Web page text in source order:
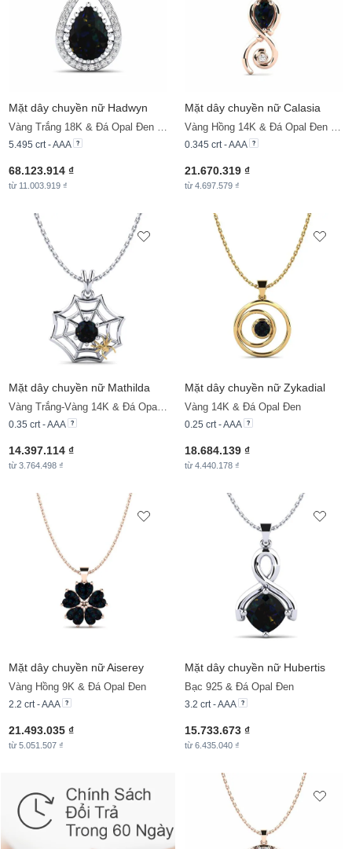
Mặt dây chuyền nữ Hadwyn
Vàng Trắng 18K & Đá Opal Đen & Đá Moissanite
5.495 crt - AAA
68.123.914 ₫
từ 11.003.919 ₫
Mặt dây chuyền nữ Calasia
Vàng Hồng 14K & Đá Opal Đen & Đá Moissanite
0.345 crt - AAA
21.670.319 ₫
từ 4.697.579 ₫
Mặt dây chuyền nữ Mathilda
Vàng Trắng-Vàng 14K & Đá Opal Đen
0.35 crt - AAA
14.397.114 ₫
từ 3.764.498 ₫
Mặt dây chuyền nữ Zykadial
Vàng 14K & Đá Opal Đen
0.25 crt - AAA
18.684.139 ₫
từ 4.440.178 ₫
Mặt dây chuyền nữ Aiserey
Vàng Hồng 9K & Đá Opal Đen
2.2 crt - AAA
21.493.035 ₫
từ 5.051.507 ₫
Mặt dây chuyền nữ Hubertis
Bạc 925 & Đá Opal Đen
3.2 crt - AAA
15.733.673 ₫
từ 6.435.040 ₫